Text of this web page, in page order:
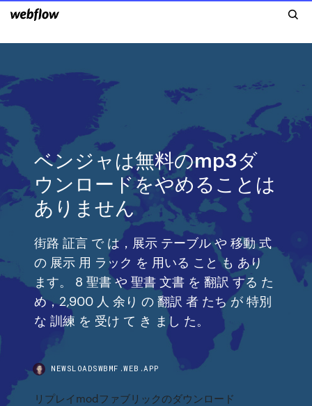
ベンジャは無料のmp3ダ
ウンロードをやめることは
ありません
街路 証言 で は，展示 テーブル や 移動 式
の 展示 用 ラック を 用いる こと も あり
ます。 8 聖書 や 聖書 文書 を 翻訳 する た
め，2,900 人 余り の 翻訳 者 たち が 特別
な 訓練 を 受け て き まし た。
NEWSLOADSWBMF.WEB.APP
リプレイmodファブリックのダウンロード